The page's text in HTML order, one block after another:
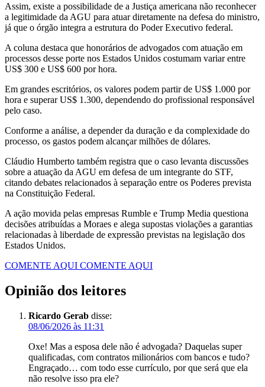
Assim, existe a possibilidade de a Justiça americana não reconhecer
a legitimidade da AGU para atuar diretamente na defesa do ministro,
já que o órgão integra a estrutura do Poder Executivo federal.
A coluna destaca que honorários de advogados com atuação em
processos desse porte nos Estados Unidos costumam variar entre
US$ 300 e US$ 600 por hora.
Em grandes escritórios, os valores podem partir de US$ 1.000 por
hora e superar US$ 1.300, dependendo do profissional responsável
pelo caso.
Conforme a análise, a depender da duração e da complexidade do
processo, os gastos podem alcançar milhões de dólares.
Cláudio Humberto também registra que o caso levanta discussões
sobre a atuação da AGU em defesa de um integrante do STF,
citando debates relacionados à separação entre os Poderes prevista
na Constituição Federal.
A ação movida pelas empresas Rumble e Trump Media questiona
decisões atribuídas a Moraes e alega supostas violações a garantias
relacionadas à liberdade de expressão previstas na legislação dos
Estados Unidos.
COMENTE AQUI COMENTE AQUI
Opinião dos leitores
Ricardo Gerab disse:
08/06/2026 às 11:31
Oxe! Mas a esposa dele não é advogada? Daquelas super
qualificadas, com contratos milionários com bancos e tudo?
Engraçado… com todo esse currículo, por que será que ela
não resolve isso pra ele?